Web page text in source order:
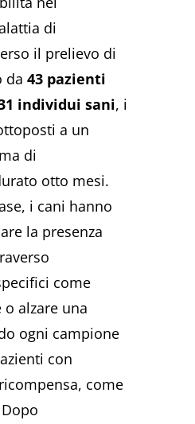
di
il prelievo di
da 43 pazienti
individui sani, i
a un
di
otto mesi.
i cani hanno
la presenza
come
alzare una
ogni campione
con
come